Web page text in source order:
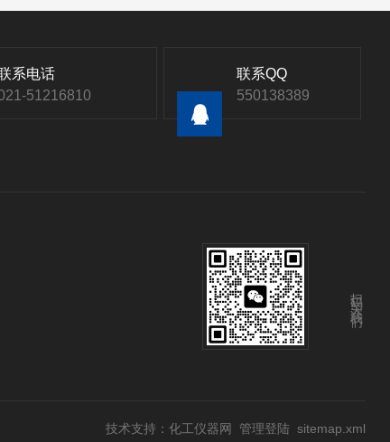
系电话
51216810
联系QQ
550138389
扫码关注我们
技术支持：化工仪器网 管理登陆 sitemap.xml